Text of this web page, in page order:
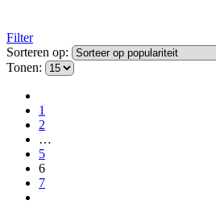
Filter
Sorteren op:
Tonen:
1
2
…
5
6
7